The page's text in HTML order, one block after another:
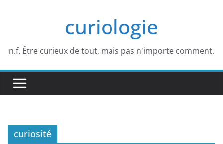
curiologie
n.f. Être curieux de tout, mais pas n'importe comment.
curiosité